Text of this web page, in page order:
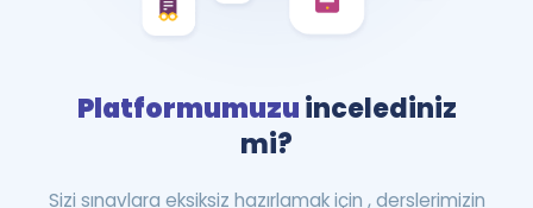
Platformumuzuincelediniz
mi?
Sizi sınavlara eksiksiz hazırlamak için , derslerimizin